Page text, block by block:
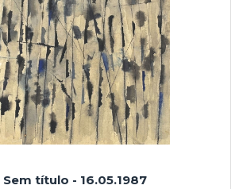
título - 16.05.1987